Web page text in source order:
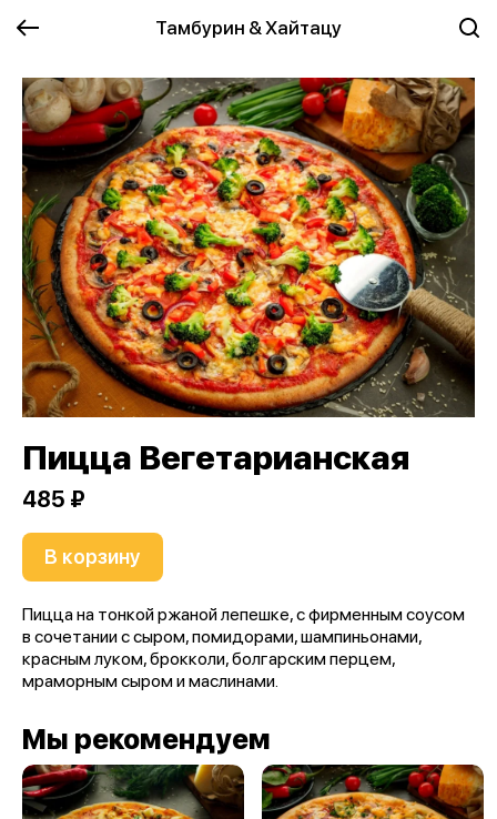
Тамбурин & Хайтацу
Пицца Вегетарианская
485 ₽
В корзину
Пицца на тонкой ржаной лепешке, с фирменным соусом
в сочетании с сыром, помидорами, шампиньонами,
красным луком, брокколи, болгарским перцем,
мраморным сыром и маслинами.
Мы рекомендуем